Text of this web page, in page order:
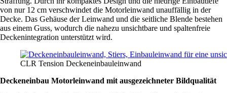
von nur 12 cm verschwindet die Motorleinwand unauffällig in der
Decke. Das Gehäuse der Leinwand und die seitliche Blende bestehen
aus einem Guss, wodurch die nahezu unsichtbare und spaltenfreie
Deckenintegration unterstützt wird.
CLR Tension Deckeneinbauleinwand
Deckeneinbau Motorleinwand mit ausgezeichneter Bildqualität